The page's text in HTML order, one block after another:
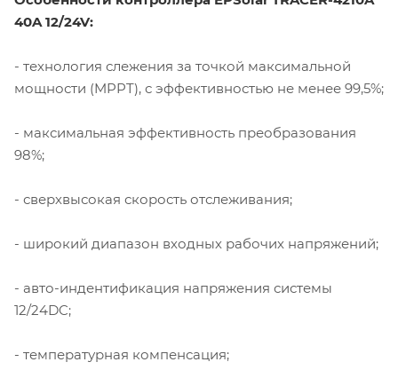
40A 12/24V:
- технология слежения за точкой максимальной
мощности (MPPT), с эффективностью не менее 99,5%;
- максимальная эффективность преобразования
98%;
- сверхвысокая скорость отслеживания;
- широкий диапазон входных рабочих напряжений;
- авто-индентификация напряжения системы
12/24DC;
- температурная компенсация;